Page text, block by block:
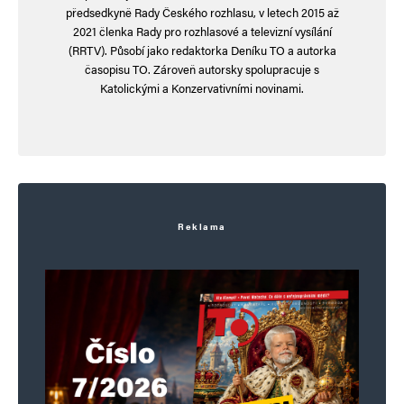
Nevěřme, že žití v míru a dostatku musí být
stále, řekl Pavel na pietě za Ležáky. fialový
eurohnus👎
s ústavou si vytřel…., s koránem si vytřeme….s
pokud se gréta nepřilepí k ranweji, tak možná
odjedou…koštuju to na rvačku u letadla.
předsedkyně Rady Českého rozhlasu, v letech 2015 až
2021 členka Rady pro rozhlasové a televizní vysílání
(RRTV). Působí jako redaktorka Deníku TO a autorka
časopisu TO. Zároveň autorsky spolupracuje s
Katolickými a Konzervativními novinami.
Reklama